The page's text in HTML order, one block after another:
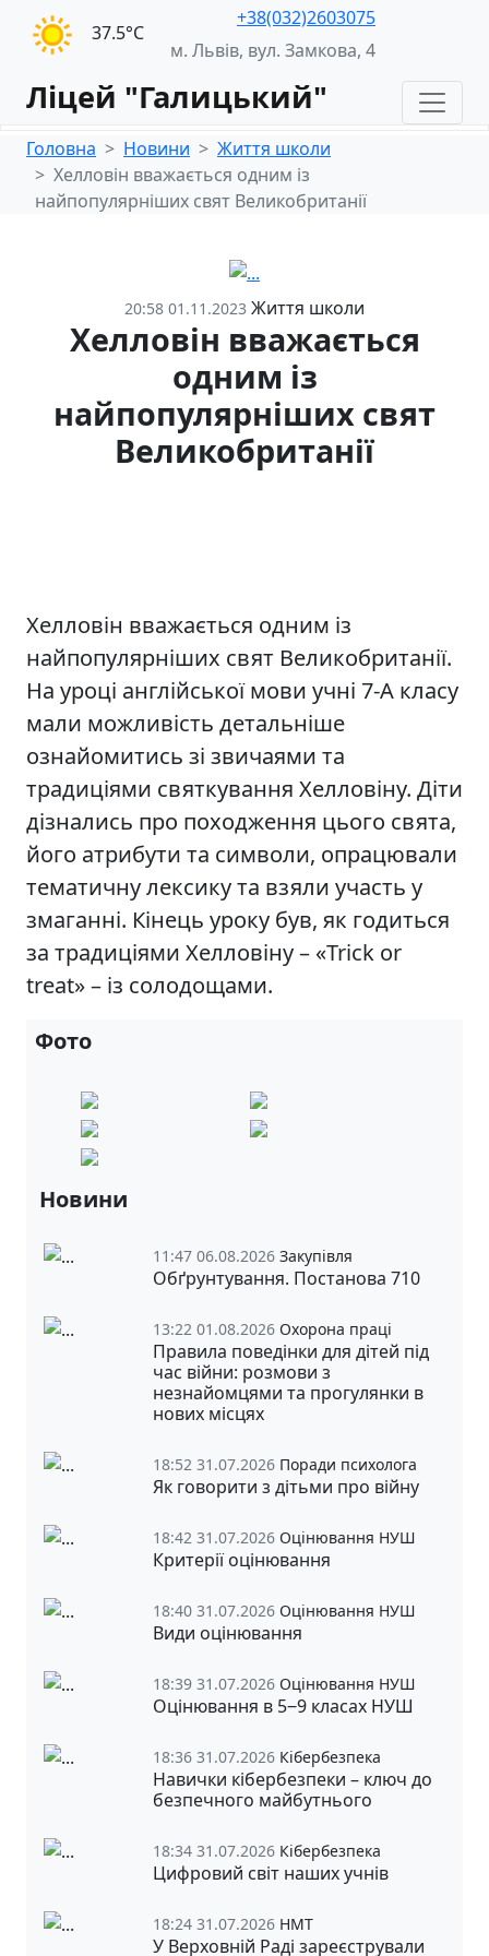
37.5°С
+38(032)2603075
м. Львів, вул. Замкова, 4
Ліцей "Галицький"
Головна Новини
Життя школи
Хелловін вважається одним із
найпопулярніших свят Великобританії
20:58 01.11.2023 Життя школи
Хелловін вважається
одним із
найпопулярніших свят
Великобританії
Хелловін вважається одним із
найпопулярніших свят Великобританії.
На уроці англійської мови учні 7-А класу
мали можливість детальніше
ознайомитись зі звичаями та
традиціями святкування Хелловіну. Діти
дізнались про походження цього свята,
його атрибути та символи, опрацювали
тематичну лексику та взяли участь у
змаганні. Кінець уроку був, як годиться
за традиціями Хелловіну – «Trick or
treat» – із солодощами.
Фото
Новини
11:47 06.08.2026 Закупівля
Обґрунтування. Постанова 710
13:22 01.08.2026 Охорона праці
Правила поведінки для дітей під
час війни: розмови з
незнайомцями та прогулянки в
нових місцях
18:52 31.07.2026 Поради психолога
Як говорити з дітьми про війну
18:42 31.07.2026 Оцінювання НУШ
Критерії оцінювання
18:40 31.07.2026 Оцінювання НУШ
Види оцінювання
18:39 31.07.2026 Оцінювання НУШ
Оцінювання в 5‒9 класах НУШ
18:36 31.07.2026 Кібербезпека
Навички кібербезпеки – ключ до
безпечного майбутнього
18:34 31.07.2026 Кібербезпека
Цифровий світ наших учнів
18:24 31.07.2026 НМТ
У Верховній Раді зареєстрували